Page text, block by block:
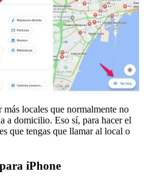
más locales que normalmente no
a domicilio. Eso sí, para hacer el
que tengas que llamar al local o
iPhone